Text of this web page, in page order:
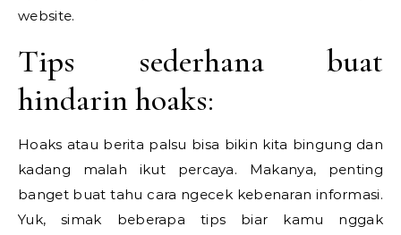
website.
Tips sederhana buat
hindarin hoaks:
Hoaks atau berita palsu bisa bikin kita bingung dan
kadang malah ikut percaya. Makanya, penting
banget buat tahu cara ngecek kebenaran informasi.
Yuk, simak beberapa tips biar kamu nggak